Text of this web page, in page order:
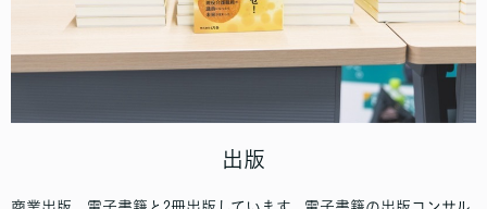
出版